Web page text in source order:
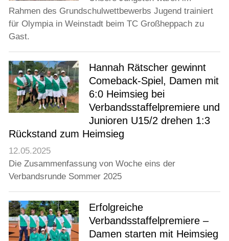
Rahmen des Grundschulwettbewerbs Jugend trainiert
für Olympia in Weinstadt beim TC Großheppach zu
Gast.
Hannah Rätscher gewinnt
Comeback-Spiel, Damen mit
6:0 Heimsieg bei
Verbandsstaffelpremiere und
Junioren U15/2 drehen 1:3
Rückstand zum Heimsieg
12.05.2025
Die Zusammenfassung von Woche eins der
Verbandsrunde Sommer 2025
Erfolgreiche
Verbandsstaffelpremiere –
Damen starten mit Heimsieg